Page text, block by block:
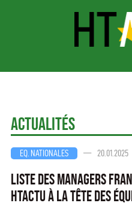
Actualités
EQ. NATIONALES — 20.01.2025
Liste des Managers
HTActu à la Tête des